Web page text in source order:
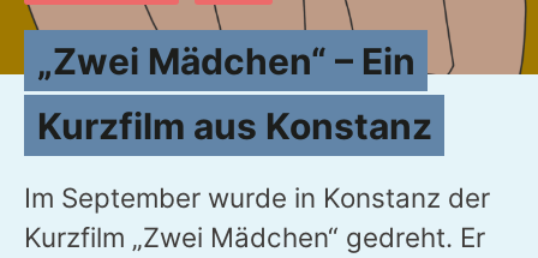
„Zwei Mädchen“ – Ein
Kurzfilm aus Konstanz
Im September wurde in Konstanz der
Kurzfilm „Zwei Mädchen“ gedreht. Er